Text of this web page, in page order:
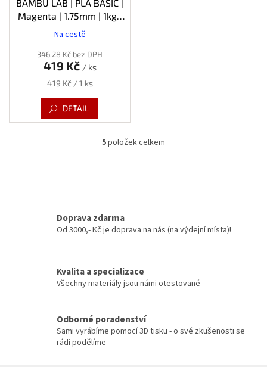
BAMBU LAB | PLA BASIC |
Magenta | 1.75mm | 1kg |
Refill
Na cestě
346,28 Kč bez DPH
419 Kč / ks
Měrná
419 Kč / 1 ks
DETAIL
O
í
k
y
p
i
5položek celkem
Doprava zdarma
Od 3000,- Kč je doprava na nás (na výdejní místa)!
Kvalita a specializace
Všechny materiály jsou námi otestované
Odborné poradenství
Sami vyrábíme pomocí 3D tisku - o své zkušenosti se
rádi podělíme